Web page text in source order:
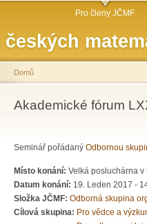
českých
Pro členy JČMF
Jste zde
Domů
Akademické fórum
Seminář pořádaný Odbornou
Místo konání: Velká posluchárna v
Datum konání: 19. Leden 2017 -
Složka JČMF: Odborná skupina
Cílová skupina: Pro vědce a